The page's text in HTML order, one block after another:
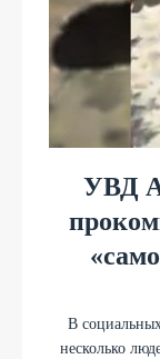
УВД
В
несколько